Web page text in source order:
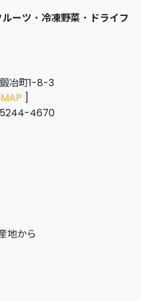
ーツ ・ 冷凍野菜 ・ ドライフ
冶町1-8-3
MAP ]
4670
地から